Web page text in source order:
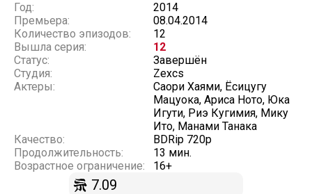
Год:
2014
Премьера:
08.04.2014
Количество эпизодов:
12
Вышла серия:
12
Статус:
Завершён
Студия:
Zexcs
Актеры:
Саори Хаями, Ёсицугу
Мацуока, Ариса Ното, Юка
Игути, Риэ Кугимия, Мику
Ито, Манами Танака
Качество:
BDRip 720p
Продолжительность:
13 мин.
Возрастное ограничение:
16+
7.09